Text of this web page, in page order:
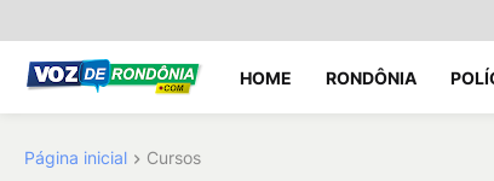
HOME RONDÔNIA
Página inicial Cursos